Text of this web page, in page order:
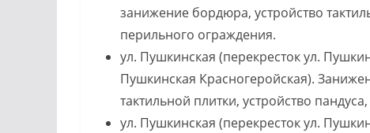
занижение бордюра, устройство
перильного ограждения.
ул. Пушкинская (перекресток ул.
Пушкинская Красногеройская).
тактильной плитки, устройство
ул. Пушкинская (перекресток ул.